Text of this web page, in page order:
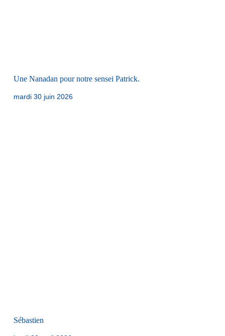
Une Nanadan pour notre sensei Patrick.
mardi 30 juin 2026
Sébastien